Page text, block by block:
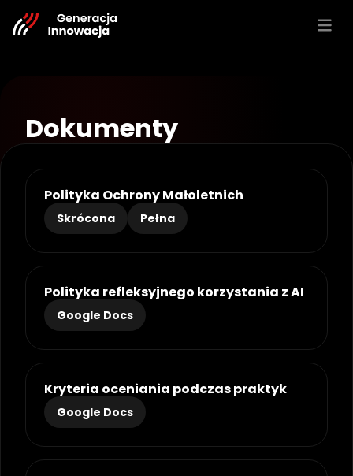
Projekty
Działania społ.
Zespół
Partnerzy
Oferta
RESOURCES
About
Dokumenty
Polityka Ochrony Małoletnich
Skrócona Pełna
Polityka refleksyjnego korzystania z AI
Google Docs
Kryteria oceniania podczas praktyk
Google Docs